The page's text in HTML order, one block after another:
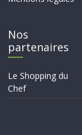
Nos
partenaires
Le Shopping du
Chef